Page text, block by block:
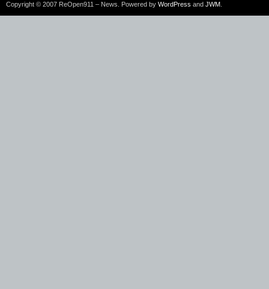
Copyright © 2007 ReOpen911 – News. Powered by WordPress and JWM